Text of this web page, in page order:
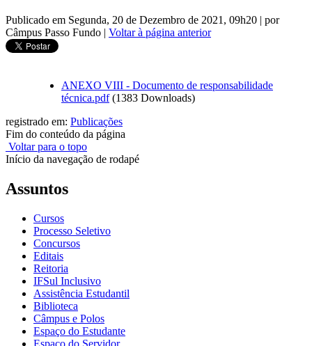
Publicado em Segunda, 20 de Dezembro de 2021, 09h20 | por
Câmpus Passo Fundo | Voltar à página anterior
ANEXO VIII - Documento de responsabilidade
técnica.pdf (1383 Downloads)
registrado em: Publicações
Fim do conteúdo da página
Voltar para o topo
Início da navegação de rodapé
Assuntos
Cursos
Processo Seletivo
Concursos
Editais
Reitoria
IFSul Inclusivo
Assistência Estudantil
Biblioteca
Câmpus e Polos
Espaço do Estudante
Espaço do Servidor